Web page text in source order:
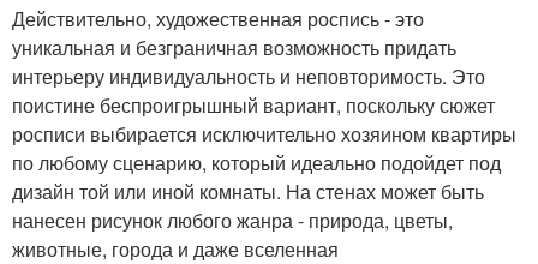
Действительно, художественная роспись - это
уникальная и безграничная возможность придать
интерьеру индивидуальность и неповторимость. Это
поистине беспроигрышный вариант, поскольку сюжет
росписи выбирается исключительно хозяином квартиры
по любому сценарию, который идеально подойдет под
дизайн той или иной комнаты. На стенах может быть
нанесен рисунок любого жанра - природа, цветы,
животные, города и даже вселенная